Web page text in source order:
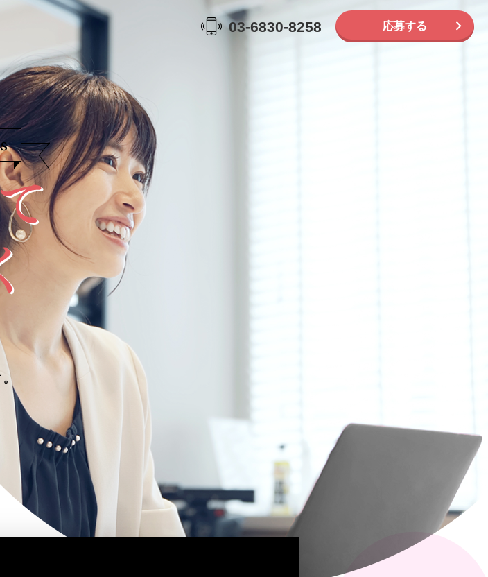
03-6830-8258 応募する